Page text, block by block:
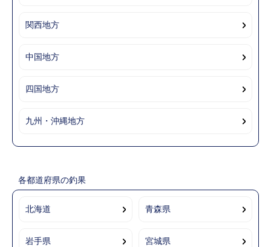
関西地方
中国地方
四国地方
九州・沖縄地方
各都道府県の釣果
北海道 青森県
岩手県 宮城県